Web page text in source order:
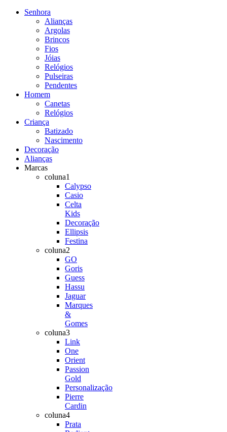
Senhora
Alianças
Argolas
Brincos
Fios
Jóias
Relógios
Pulseiras
Pendentes
Homem
Canetas
Relógios
Criança
Batizado
Nascimento
Decoração
Alianças
Marcas
coluna1
Calypso
Casio
Celta
Kids
Decoração
Ellipsis
Festina
coluna2
GO
Goris
Guess
Hassu
Jaguar
Marques
&
Gomes
coluna3
Link
One
Orient
Passion
Gold
Personalização
Pierre
Cardin
coluna4
Prata